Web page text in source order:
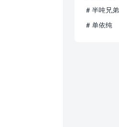
# 半吨兄弟
# 单依纯